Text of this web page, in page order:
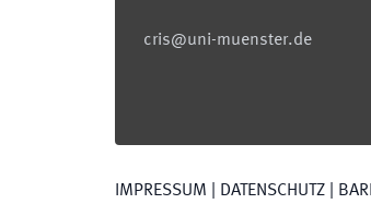
cris@uni-muenster.de
IMPRESSUM DATENSCHUTZ